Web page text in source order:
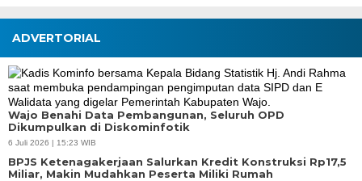
ADVERTORIAL
Wajo Benahi Data Pembangunan, Seluruh OPD
Dikumpulkan di Diskominfotik
6 Juli 2026 | 15:23 WIB
BPJS Ketenagakerjaan Salurkan Kredit Konstruksi Rp17,5
Miliar, Makin Mudahkan Peserta Miliki Rumah